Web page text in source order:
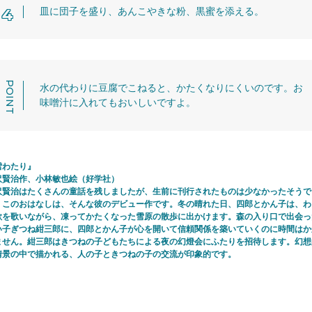
皿に団子を盛り、あんこやきな粉、黒蜜を添える。
水の代わりに豆腐でこねると、かたくなりにくいのです。お
味噌汁に入れてもおいしいですよ。
たり』
治作、小林敏也絵（好学社）
賢治はたくさんの童話を残しましたが、生前に刊行されたものは少なかったそうで
このおはなしは、そんな彼のデビュー作です。冬の晴れた日、四郎とかん子は、
を歌いながら、凍ってかたくなった雪原の散歩に出かけます。森の入り口で出会
子ぎつね紺三郎に、四郎とかん子が心を開いて信頼関係を築いていくのに時間は
せん。紺三郎はきつねの子どもたちによる夜の幻燈会にふたりを招待します。幻
景の中で描かれる、人の子ときつねの子の交流が印象的です。